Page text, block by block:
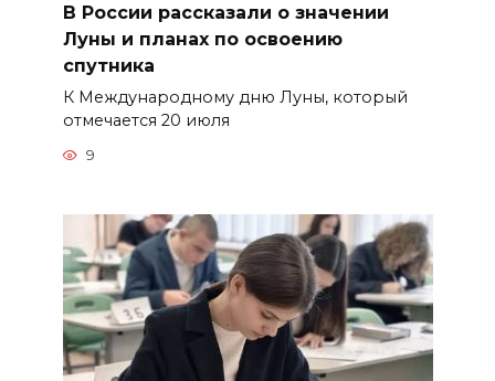
В России рассказали о значении
Луны и планах по освоению
спутника
К Международному дню Луны, который
отмечается 20 июля
9